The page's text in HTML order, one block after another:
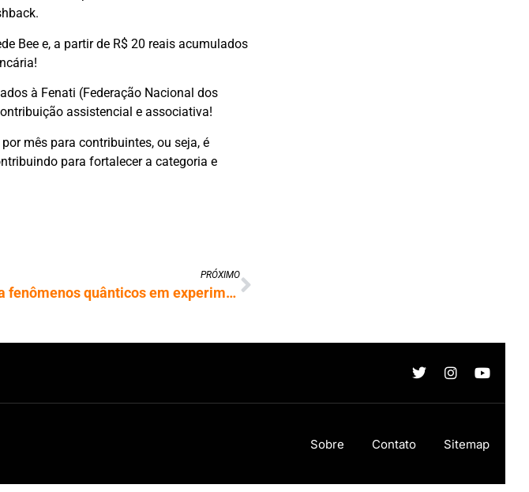
Bee e, a partir de R$ 20 reais acumulados
à Fenati (Federação Nacional dos
assistencial e associativa!
mês para contribuintes, ou seja, é
para fortalecer a categoria e
PRÓXIMO
Luz do Sol gera fenômenos quânticos em experimento inédito
Sobre Contato Sitemap